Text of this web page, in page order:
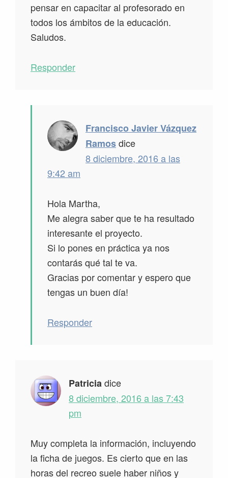
pensar en capacitar al profesorado en
todos los ámbitos de la educación.
Saludos.
Responder
Francisco Javier Vázquez
Ramosdice
8 diciembre, 2016 a las
9:42 am
Hola Martha,
Me alegra saber que te ha resultado
interesante el proyecto.
Si lo pones en práctica ya nos
contarás qué tal te va.
Gracias por comentar y espero que
tengas un buen día!
Responder
Patriciadice
8 diciembre, 2016 a las 7:43
pm
Muy completa la información, incluyendo
la ficha de juegos. Es cierto que en las
horas del recreo suele haber niños y